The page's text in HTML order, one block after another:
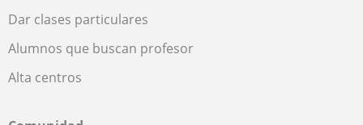
Dar clases particulares
Alumnos que buscan profesor
Alta centros